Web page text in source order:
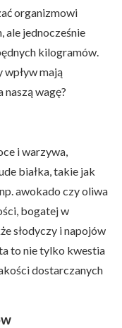
organizmowi
ale jednocześnie
kilogramów.
wpływ mają
wagę?
i warzywa,
białka, takie jak
awokado czy oliwa
bogatej w
słodyczy i napojów
to nie tylko kwestia
dostarczanych